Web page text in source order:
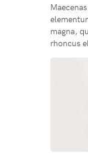
magna,
rhoncus